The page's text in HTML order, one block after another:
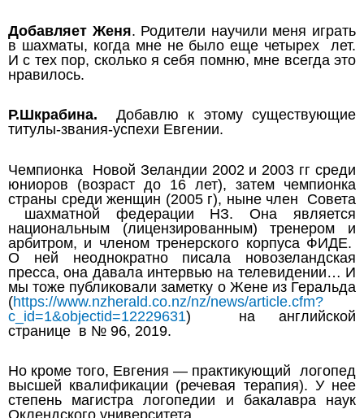
Добавляет Женя. Родители научили меня играть
в шахматы, когда мне не было еще четырех лет.
И с тех пор, сколько я себя помню, мне всегда это
нравилось.
Р.Шкрабина. Добавлю к этому существующие
титулы-звания-успехи Евгении.
Чемпионка Новой Зеландии 2002 и 2003 гг среди
юниоров (возраст до 16 лет), затем чемпионка
страны среди женщин (2005 г), ныне член Совета
шахматной федерации НЗ. Она является
национальным (лицензированным) тренером и
арбитром, и членом тренерского корпуса ФИДЕ.
О ней неоднократно писала новозеландская
пресса, она давала интервью на телевидении… И
мы тоже публиковали заметку о Жене из Геральда
(https://www.nzherald.co.nz/nz/news/article.cfm?
c_id=1&objectid=12229631) на английской
странице в № 96, 2019.
Но кроме того, Евгения — практикующий логопед
высшей квалификации (речевая терапия). У нее
степень магистра логопедии и бакалавра наук